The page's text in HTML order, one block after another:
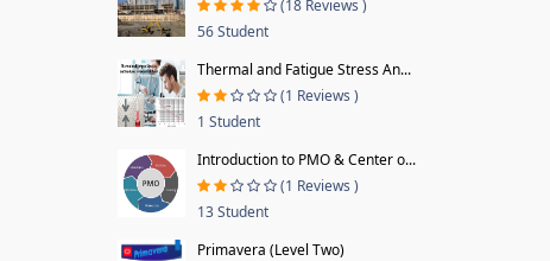
(18 Reviews )
56 Student
Thermal and Fatigue Stress An...
(1 Reviews )
1 Student
Introduction to PMO & Center o...
(1 Reviews )
13 Student
Primavera (Level Two)